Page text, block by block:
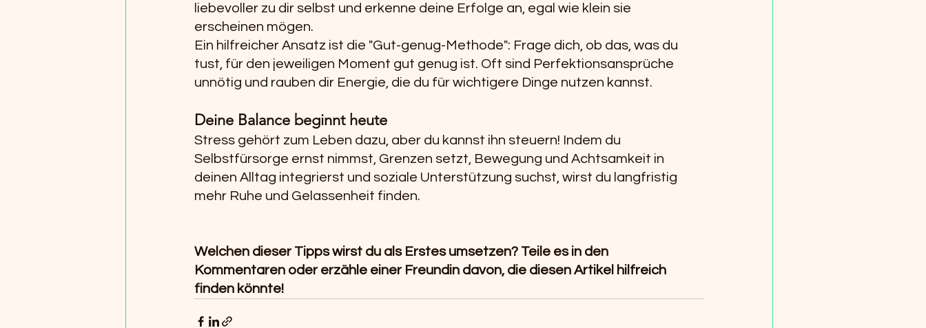
liebevoller zu dir selbst und erkenne deine Erfolge an, egal wie klein sie
erscheinen mögen.
Ein hilfreicher Ansatz ist die "Gut-genug-Methode": Frage dich, ob das, was du
tust, für den jeweiligen Moment gut genug ist. Oft sind Perfektionsansprüche
unnötig und rauben dir Energie, die du für wichtigere Dinge nutzen kannst.
Deine Balance beginnt heute
Stress gehört zum Leben dazu, aber du kannst ihn steuern! Indem du
Selbstfürsorge ernst nimmst, Grenzen setzt, Bewegung und Achtsamkeit in
deinen Alltag integrierst und soziale Unterstützung suchst, wirst du langfristig
mehr Ruhe und Gelassenheit finden.
Welchen dieser Tipps wirst du als Erstes umsetzen? Teile es in den
Kommentaren oder erzähle einer Freundin davon, die diesen Artikel hilfreich
finden könnte!